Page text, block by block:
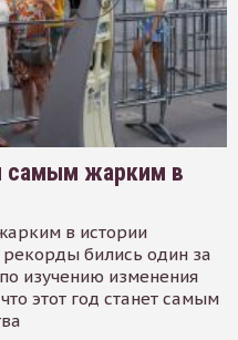
самым жарким в
в истории
бились один за
изучению изменения
этот год станет самым